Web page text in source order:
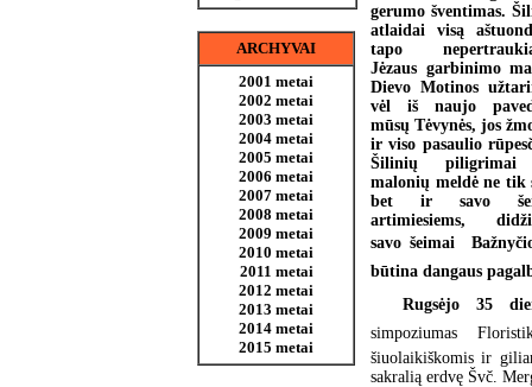
ARCHYVAI
2001 metai
2002 metai
2003 metai
2004 metai
2005 metai
2006 metai
2007 metai
2008 metai
2009 metai
2010 metai
2011 metai
2012 metai
2013 metai
2014 metai
2015 metai
gerumo šventimas.
atlaidai visą
tapo
Jėzaus garbinimo
Dievo Motinos
vėl iš naujo
mūsų Tėvynės, jos
ir viso pasaulio
Šilinių
malonių meldė ne tik
bet ir savo
artimiesiems,
savo šeimai 
būtina dangaus
Rugsėjo 35
simpoziumas
šiuolaikiškomis ir
sakralią erdvę Švč.